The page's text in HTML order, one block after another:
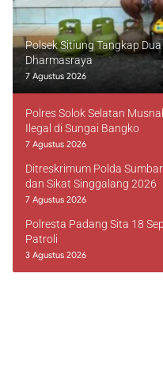
Polsek Sitiung Tangkap
Dharmasraya
7 Agustus 2026
Polres Solok Selatan
Ilegal di Sungai Bangko
7 Agustus 2026
Ditreskrimum Polda
dan Sikat Singgalang 2026
7 Agustus 2026
Polresta Padang Sita 18
Patroli
3 Agustus 2026